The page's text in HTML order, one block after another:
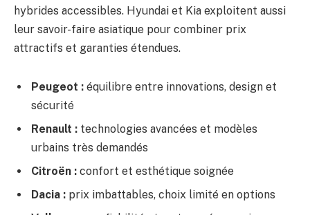
hybrides accessibles. Hyundai et Kia exploitent aussi
leur savoir-faire asiatique pour combiner prix
attractifs et garanties étendues.
Peugeot : équilibre entre innovations, design et
sécurité
Renault : technologies avancées et modèles
urbains très demandés
Citroën : confort et esthétique soignée
Dacia : prix imbattables, choix limité en options